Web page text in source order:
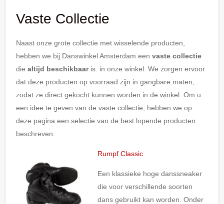
Vaste Collectie
Naast onze grote collectie met wisselende producten,
hebben we bij Danswinkel Amsterdam een vaste collectie
die altijd beschikbaaris. in onze winkel. We zorgen ervoor
dat deze producten op voorraad zijn in gangbare maten,
zodat ze direct gekocht kunnen worden in de winkel. Om u
een idee te geven van de vaste collectie, hebben we op
deze pagina een selectie van de best lopende producten
beschreven.
Rumpf Classic
Een klassieke hoge danssneaker
die voor verschillende soorten
dans gebruikt kan worden. Onder